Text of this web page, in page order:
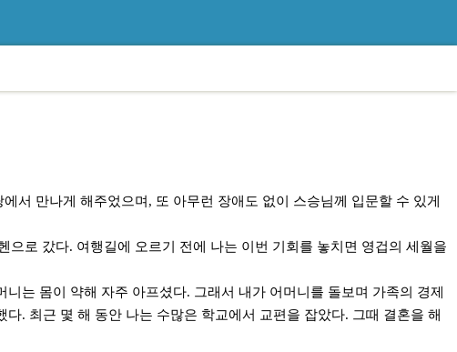
서 만나게 해주었으며, 또 아무런 장애도 없이 스승님께 입문할 수 있게
로 갔다. 여행길에 오르기 전에 나는 이번 기회를 놓치면 영겁의 세월을
는 몸이 약해 자주 아프셨다. 그래서 내가 어머니를 돌보며 가족의 경제
. 최근 몇 해 동안 나는 수많은 학교에서 교편을 잡았다. 그때 결혼을 해